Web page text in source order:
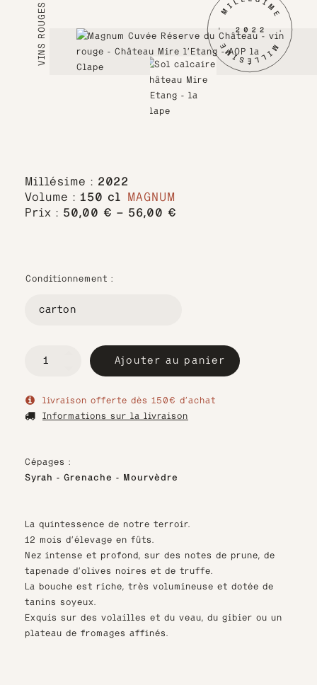
VINS ROUGES
Millésime : 2022
Volume : 150 cl
MAGNUM
Prix : 50,00 € – 56,00 €
Plage
à
Conditionnement :
quantité
Réserve
du
Magnum
Ajouter au panier
livraison offerte dès 150€ d'achat
Informations sur la livraison
Cépages :
Syrah - Grenache - Mourvèdre
La quintessence de notre terroir.
12 mois d’élevage en fûts.
Nez intense et profond, sur des notes de prune, de
tapenade d’olives noires et de truffe.
La bouche est riche, très volumineuse et dotée de
tanins soyeux.
Exquis sur des volailles et du veau, du gibier ou un
plateau de fromages affinés.